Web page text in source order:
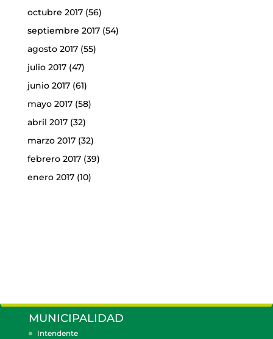
octubre 2017(56)
septiembre 2017(54)
agosto 2017(55)
julio 2017(47)
junio 2017(61)
mayo 2017(58)
abril 2017(32)
marzo 2017(32)
febrero 2017(39)
enero 2017(10)
MUNICIPALIDAD
Intendente